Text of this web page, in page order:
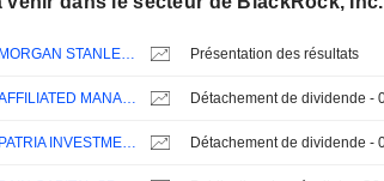
MORGAN STANLEY DIRECT LENDING FUND Présentation des résultats
AFFILIATED MANAGERS GROUP, INC.
PATRIA INVESTMENTS LIMITED